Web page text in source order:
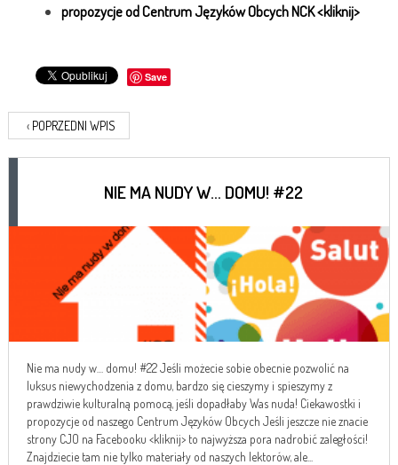
propozycje od Centrum Języków Obcych NCK <kliknij>
Save
‹ POPRZEDNI WPIS
NIE MA NUDY W… DOMU! #22
Nie ma nudy w… domu! #22 Jeśli możecie sobie obecnie pozwolić na
luksus niewychodzenia z domu, bardzo się cieszymy i spieszymy z
prawdziwie kulturalną pomocą, jeśli dopadłaby Was nuda! Ciekawostki i
propozycje od naszego Centrum Języków Obcych Jeśli jeszcze nie znacie
strony CJO na Facebooku <kliknij> to najwyższa pora nadrobić zaległości!
Znajdziecie tam nie tylko materiały od naszych lektorów, ale...